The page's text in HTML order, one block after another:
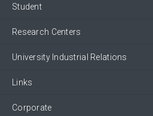
Student
Research Centers
University Industrial Relations
Links
Corporate